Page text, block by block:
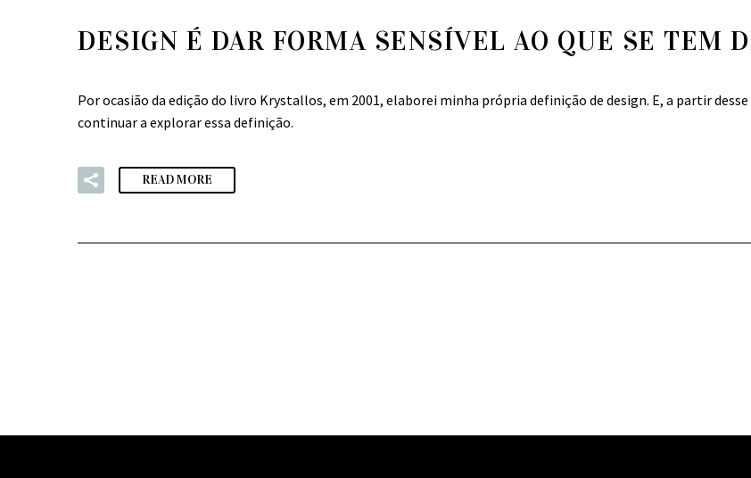
DESIGN É DAR FORMA SENSÍVEL AO QUE SE TEM
Por ocasião da edição do livro Krystallos, em 2001, elaborei minha própria definição de design. E, a partir
continuar a explorar essa definição.
READ MORE